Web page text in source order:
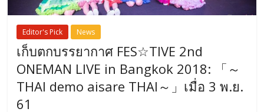
Editor's Pick News
เก็บตกบรรยากาศ FES☆TIVE 2nd
ONEMAN LIVE in Bangkok 2018: 「～
THAI demo aisare THAI～」เมื่อ 3 พ.ย.
61